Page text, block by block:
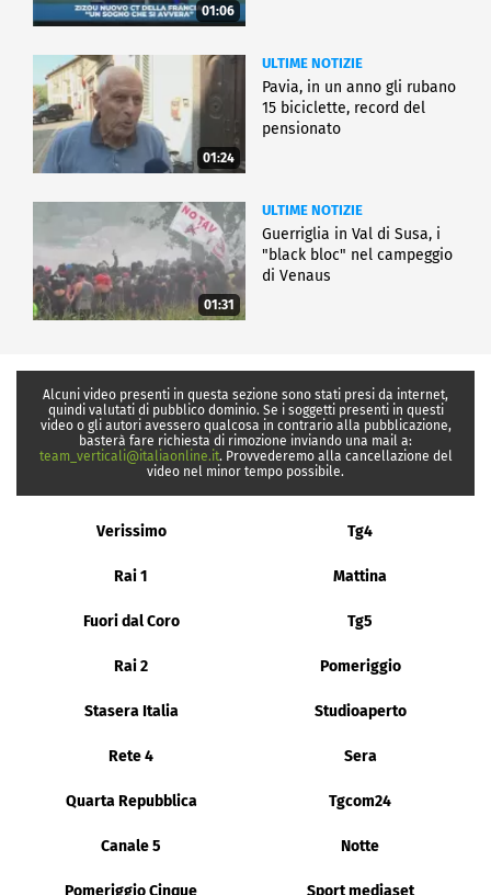
01:06
01:24
ULTIME NOTIZIE
Pavia, in un anno gli rubano
15 biciclette, record del
pensionato
01:31
ULTIME NOTIZIE
Guerriglia in Val di Susa, i
"black bloc" nel campeggio
di Venaus
Alcuni video presenti in questa sezione sono stati presi da internet,
quindi valutati di pubblico dominio. Se i soggetti presenti in questi
video o gli autori avessero qualcosa in contrario alla pubblicazione,
basterà fare richiesta di rimozione inviando una mail a:
team_verticali@italiaonline.it. Provvederemo alla cancellazione del
video nel minor tempo possibile.
Verissimo Tg4
Rai 1 Mattina
Fuori dal Coro Tg5
Rai 2 Pomeriggio
Stasera Italia Studioaperto
Rete 4 Sera
Quarta Repubblica Tgcom24
Canale 5 Notte
Pomeriggio Cinque Sport mediaset